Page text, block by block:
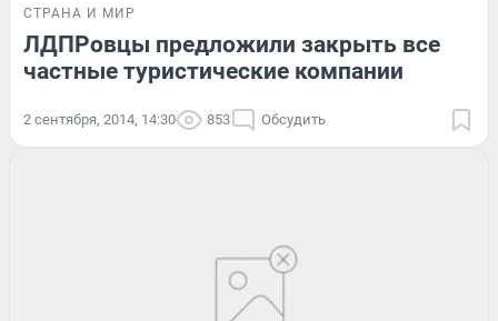
СТРАНА И МИР
ЛДПРовцы предложили закрыть все
частные туристические компании
2 сентября, 2014, 14:30 853 Обсудить